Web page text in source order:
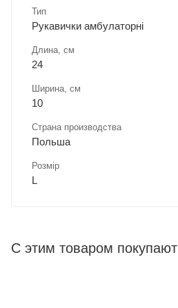
Тип
Рукавички амбулаторні
Длина, cм
24
Ширина, cм
10
Страна производства
Польша
Розмір
L
С этим товаром покупают